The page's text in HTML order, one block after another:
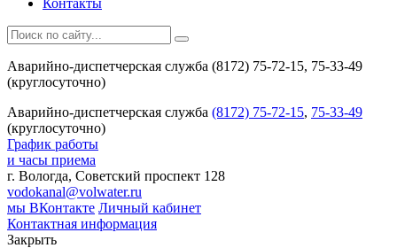
Аварийно-диспетчерская служба (8172) 75-72-15, 75-33-49
(круглосуточно)
Аварийно-диспетчерская служба (8172) 75-72-15, 75-33-49
(круглосуточно)
График работы
и часы приема
г. Вологда, Советский проспект 128
vodokanal@volwater.ru
мы ВКонтакте Личный кабинет
Контактная информация
Закрыть